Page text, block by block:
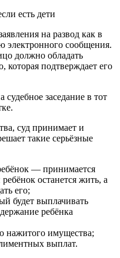
на развод как в
электронного сообщения.
должно обладать
подтверждает его
заседание в тот
суд принимает и
такие серьёзные
— принимается
останется жить, а
его;
будет выплачивать
ребёнка
нажитого имущества;
выплат.